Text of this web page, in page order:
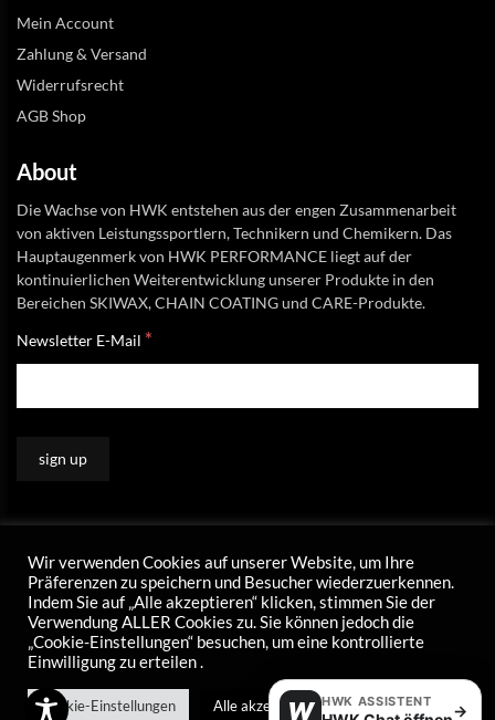
Mein Account
Zahlung & Versand
Widerrufsrecht
AGB Shop
About
Die Wachse von HWK entstehen aus der engen Zusammenarbeit
von aktiven Leistungssportlern, Technikern und Chemikern. Das
Hauptaugenmerk von HWK PERFORMANCE liegt auf der
kontinuierlichen Weiterentwicklung unserer Produkte in den
Bereichen SKIWAX, CHAIN COATING und CARE-Produkte.
Newsletter E-Mail *
Wir verwenden Cookies auf unserer Website, um Ihre
Präferenzen zu speichern und Besucher wiederzuerkennen.
Indem Sie auf „Alle akzeptieren“ klicken, stimmen Sie der
Verwendung ALLER Cookies zu. Sie können jedoch die
„Cookie-Einstellungen“ besuchen, um eine kontrollierte
Einwilligung zu erteilen .
Cookie-Einstellungen Alle akzeptieren
W HWK ASSISTENT
→